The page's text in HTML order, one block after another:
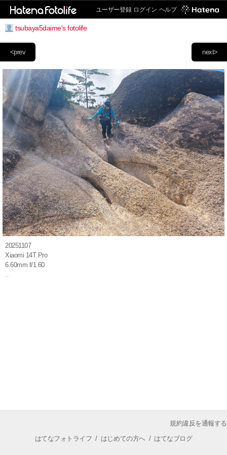
ユーザー登録 ログイン ヘルプ
tsubaya5daime's fotolife
next>
<prev
20251107
Xiaomi 14T Pro
6.60mm f/1.60
規約違反を通報する
はてなフォトライフ / はじめての方へ/ はてなブログ